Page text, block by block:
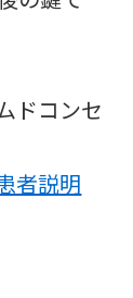
ドコンセ
者説明